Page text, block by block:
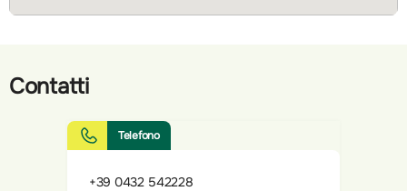
Contatti
Telefono
+39 0432 542228